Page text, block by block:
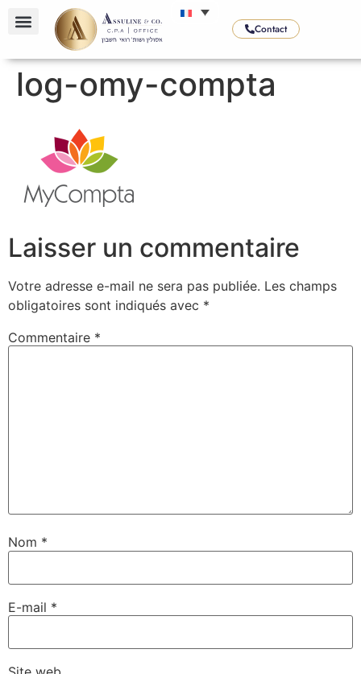
Contact
log-omy-compta
Laisser un commentaire
Votre adresse e-mail ne sera pas publiée. Les champs
obligatoires sont indiqués avec *
Commentaire *
Nom *
E-mail *